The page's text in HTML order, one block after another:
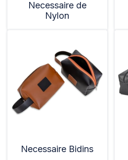
Necessaire de
Nylon
Necessaire Bidins